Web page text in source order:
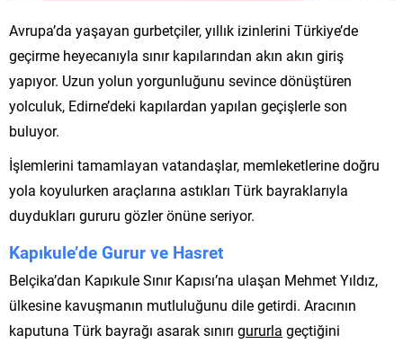
Avrupa’da yaşayan gurbetçiler, yıllık izinlerini Türkiye’de
geçirme heyecanıyla sınır kapılarından akın akın giriş
yapıyor. Uzun yolun yorgunluğunu sevince dönüştüren
yolculuk, Edirne’deki kapılardan yapılan geçişlerle son
buluyor.
İşlemlerini tamamlayan vatandaşlar, memleketlerine doğru
yola koyulurken araçlarına astıkları Türk bayraklarıyla
duydukları gururu gözler önüne seriyor.
Kapıkule’de Gurur ve Hasret
Belçika’dan Kapıkule Sınır Kapısı’na ulaşan Mehmet Yıldız,
ülkesine kavuşmanın mutluluğunu dile getirdi. Aracının
kaputuna Türk bayrağı asarak sınırı gururla geçtiğini